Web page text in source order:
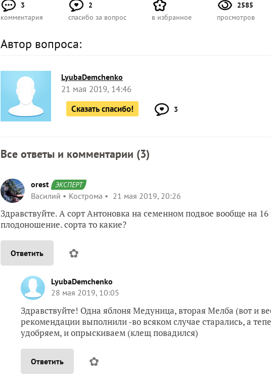
3
комментария
2
спасибо за вопрос
в избранное
2585
просмотров
Автор вопроса:
LyubaDemchenko
21 мая 2019, 14:46
Сказать спасибо!
3
Все ответы и комментарии (3)
orest ЭКСПЕРТ
Василий Кострома 21 мая 2019, 20:26
Здравствуйте. А сорт Антоновка на семенном подвое вообще на 16
плодоношение. сорта то какие?
Ответить ✿
LyubaDemchenko
28 мая 2019, 10:05
Здравствуйте! Одна яблоня Медуница, вторая Мелба (вот и
рекомендации выполнили -во всяком случае старались, а
удобряем, и опрыскиваем (клещ повадился)
Ответить ✿